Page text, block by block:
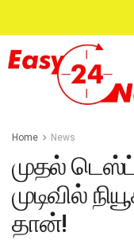
Home News
முதல்
முடிவில்
தான்!